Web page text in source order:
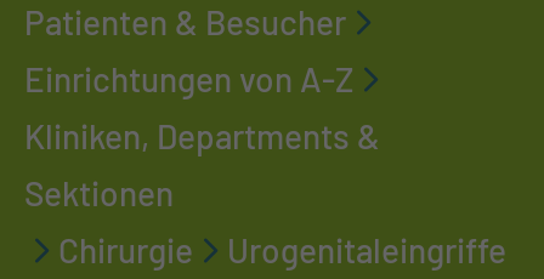
Patienten & Besucher
Einrichtungen von A-Z
Kliniken, Departments &
Sektionen
Chirurgie
Urogenitaleingriffe